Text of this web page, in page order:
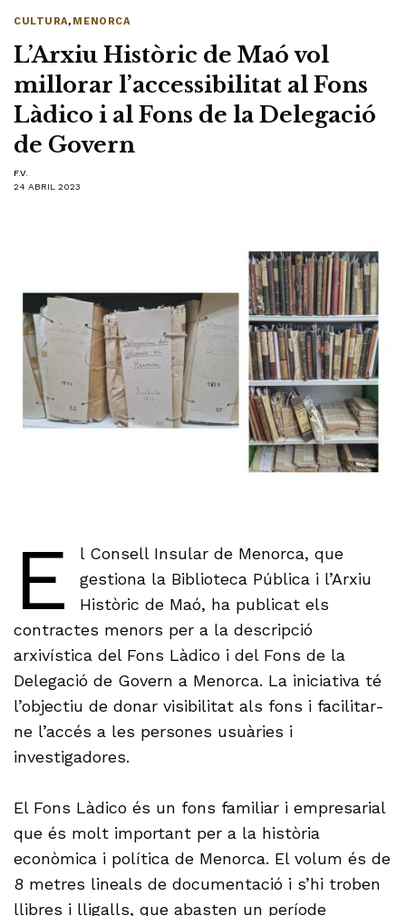
CULTURA, MENORCA
L’Arxiu Històric de Maó vol
millorar l’accessibilitat al Fons
Làdico i al Fons de la Delegació
de Govern
F.V.
24 ABRIL 2023
E
l Consell Insular de Menorca, que
gestiona la Biblioteca Pública i l’Arxiu
Històric de Maó, ha publicat els
contractes menors per a la descripció
arxivística del Fons Làdico i del Fons de la
Delegació de Govern a Menorca. La iniciativa té
l’objectiu de donar visibilitat als fons i facilitar-
ne l’accés a les persones usuàries i
investigadores.
El Fons Làdico és un fons familiar i empresarial
que és molt important per a la història
econòmica i política de Menorca. El volum és de
8 metres lineals de documentació i s’hi troben
llibres i lligalls, que abasten un període